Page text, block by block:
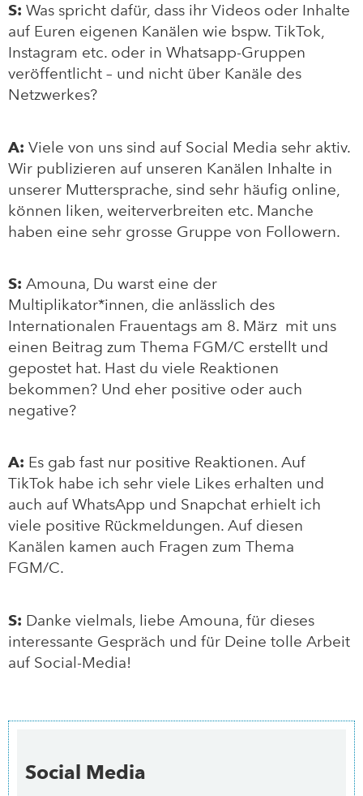
S: Was spricht dafür, dass ihr Videos oder Inhalte
auf Euren eigenen Kanälen wie bspw. TikTok,
Instagram etc. oder in Whatsapp-Gruppen
veröffentlicht – und nicht über Kanäle des
Netzwerkes?
A: Viele von uns sind auf Social Media sehr aktiv.
Wir publizieren auf unseren Kanälen Inhalte in
unserer Muttersprache, sind sehr häufig online,
können liken, weiterverbreiten etc. Manche
haben eine sehr grosse Gruppe von Followern.
S: Amouna, Du warst eine der
Multiplikator*innen, die anlässlich des
Internationalen Frauentags am 8. März mit uns
einen Beitrag zum Thema FGM/C erstellt und
gepostet hat. Hast du viele Reaktionen
bekommen? Und eher positive oder auch
negative?
A: Es gab fast nur positive Reaktionen. Auf
TikTok habe ich sehr viele Likes erhalten und
auch auf WhatsApp und Snapchat erhielt ich
viele positive Rückmeldungen. Auf diesen
Kanälen kamen auch Fragen zum Thema
FGM/C.
S: Danke vielmals, liebe Amouna, für dieses
interessante Gespräch und für Deine tolle Arbeit
auf Social-Media!
Social Media